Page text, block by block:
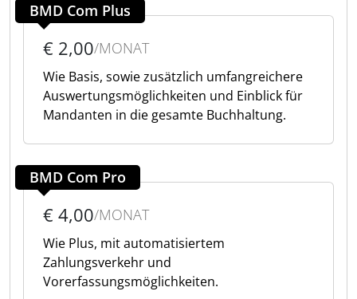
BMD Com Plus
€ 2,00/MONAT
Wie Basis, sowie zusätzlich umfangreichere
Auswertungsmöglichkeiten und Einblick für
Mandanten in die gesamte Buchhaltung.
BMD Com Pro
€ 4,00/MONAT
Wie Plus, mit automatisiertem
Zahlungsverkehr und
Vorerfassungsmöglichkeiten.